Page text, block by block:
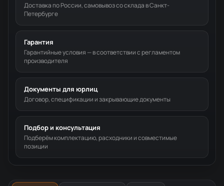
Доставка по России, самовывоз со склада в Санкт-
Петербурге
Гарантия
Гарантийные условия — в соответствии с регламентом
производителя
Документы для юрлиц
Договор, спецификации и закрывающие документы
Подбор и консультация
Подберём комплектацию, расходники и совместимые
позиции